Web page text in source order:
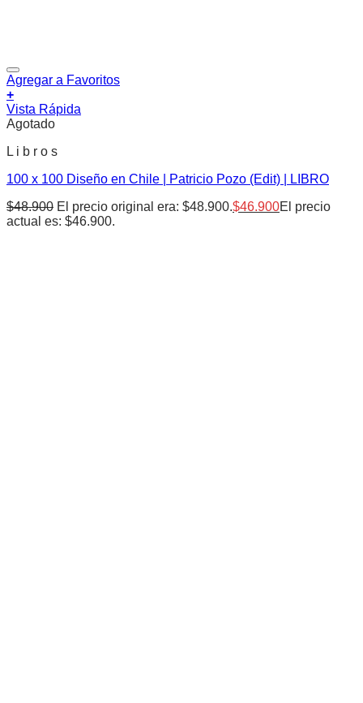
Agregar a Favoritos
+
Vista Rápida
Agotado
L i b r o s
100 x 100 Diseño en Chile | Patricio Pozo (Edit) | LIBRO
$48.900 El precio original era: $48.900.$46.900El precio
actual es: $46.900.